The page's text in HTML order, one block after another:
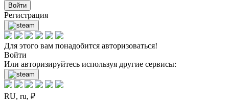
Войти
Регистрация
Для этого вам понадобится авторизоваться!
Войти
Или авторизируйтесь используя другие сервисы:
RU, ru, ₽